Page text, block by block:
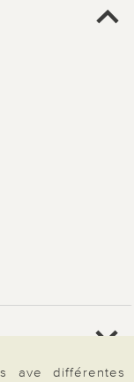
ave différentes